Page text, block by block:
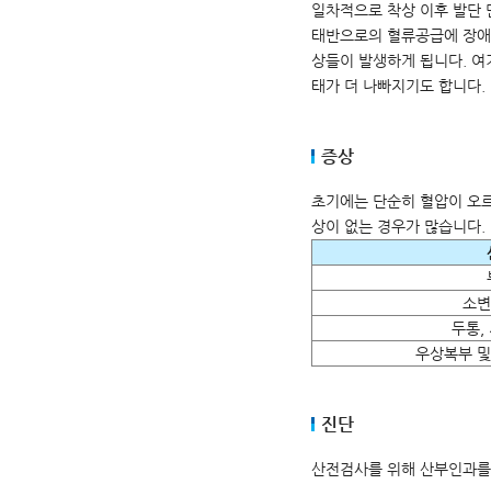
일차적으로 착상 이후 발단
태반으로의 혈류공급에 장
상들이 발생하게 됩니다.
태가 더 나빠지기도 합니다.
증상
초기에는 단순히 혈압이 오
상이 없는 경우가 많습니다
소
두통,
우상복부
진단
산전검사를 위해 산부인과